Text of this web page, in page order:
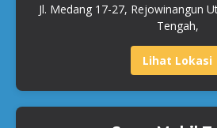
Jl. Medang 17-27, Rejowinangun
Tengah,
Lihat Lokasi